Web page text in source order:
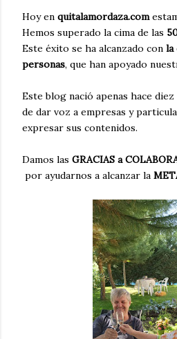
Hoy en quitalamordaza.com
Hemos superado la cima de las
Este éxito se ha alcanzado con la
personas, que han apoyado
Este blog nació apenas hace
de dar voz a empresas y
expresar sus contenidos.
Damos las GRACIAS a
por ayudarnos a alcanzar la